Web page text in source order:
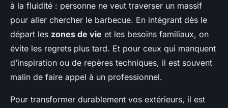
à la fluidité : personne ne veut traverser un massif
pour aller chercher le barbecue. En intégrant dès le
départ les zones de vie et les besoins familiaux, on
évite les regrets plus tard. Et pour ceux qui manquent
d’inspiration ou de repères techniques, il est souvent
malin de faire appel à un professionnel.
Pour transformer durablement vos extérieurs, il est